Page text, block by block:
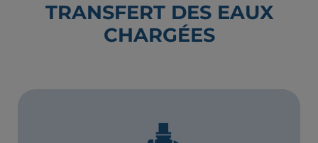
TRANSFERT DES EAUX
CHARGÉES